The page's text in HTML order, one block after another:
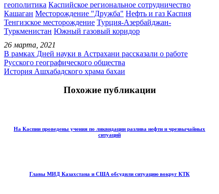
геополитика Каспийское региональное сотрудничество
Кашаган Месторождение "Дружба" Нефть и газ Каспия
Тенгизское месторождение Турция-Азербайджан-
Туркменистан Южный газовый коридор
26 марта, 2021
В рамках Дней науки в Астрахани рассказали о работе
Русского географического общества
История Ашхабадского храма бахаи
Похожие публикации
На Каспии проведены учения по ликвидации разлива нефти и чрезвычайных
ситуаций
Главы МИД Казахстана и США обсудили ситуацию вокруг КТК